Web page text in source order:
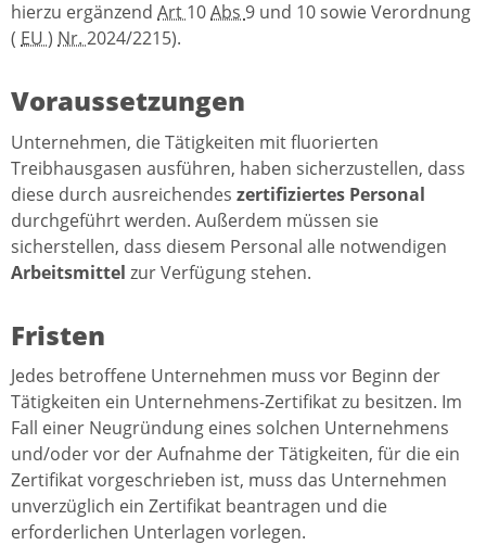
hierzu ergänzend Art 10Abs 9 und 10 sowie Verordnung
( EU ) Nr. 2024/2215).
Voraussetzungen
Unternehmen, die Tätigkeiten mit fluorierten
Treibhausgasen ausführen, haben sicherzustellen, dass
diese durch ausreichendes zertifiziertes Personal
durchgeführt werden. Außerdem müssen sie
sicherstellen, dass diesem Personal alle notwendigen
Arbeitsmittel zur Verfügung stehen.
Fristen
Jedes betroffene Unternehmen muss vor Beginn der
Tätigkeiten ein Unternehmens-Zertifikat zu besitzen. Im
Fall einer Neugründung eines solchen Unternehmens
und/oder vor der Aufnahme der Tätigkeiten, für die ein
Zertifikat vorgeschrieben ist, muss das Unternehmen
unverzüglich ein Zertifikat beantragen und die
erforderlichen Unterlagen vorlegen.